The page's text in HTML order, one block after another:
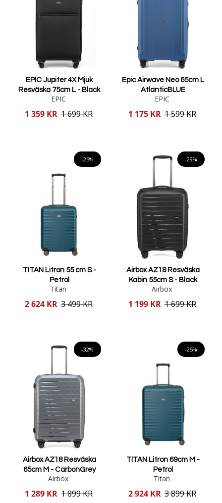
EPIC Jupiter 4X Mjuk
Resväska 75cm L - Black
EPIC
Reducerat
1 359 KR 1 699 KR
Epic Airwave Neo 65cm L
AtlanticBLUE
EPIC
Reducerat
1 175 KR 1 599 KR
-25%
TITAN Litron 55 cm S -
Petrol
Titan
Reducerat
2 624 KR 3 499 KR
-29%
Airbox AZ18 Resväska
Kabin 55cm S - Black
Airbox
Reducerat
1 199 KR 1 699 KR
-32%
Airbox AZ18 Resväska
65cm M - CarbonGrey
Airbox
Reducerat
1 289 KR 1 899 KR
-25%
TITAN Litron 69cm M -
Petrol
Titan
Reducerat
2 924 KR 3 899 KR